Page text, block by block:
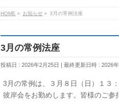
HOME » お知らせ » 3月の常例法座
3月の常例法座
投稿日 : 2026年2月25日 最終更新日時 : 2026
3月の常例は、３月８日（日）１３
彼岸会をお勤めします。皆様のご参